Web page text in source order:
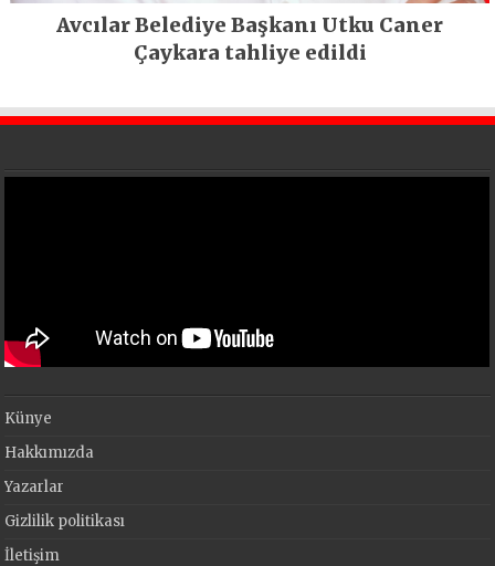
Avcılar Belediye Başkanı Utku Caner
Çaykara tahliye edildi
Künye
Hakkımızda
Yazarlar
Gizlilik politikası
İletişim